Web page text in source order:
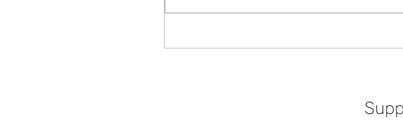
お産の振り返りと子育てを想